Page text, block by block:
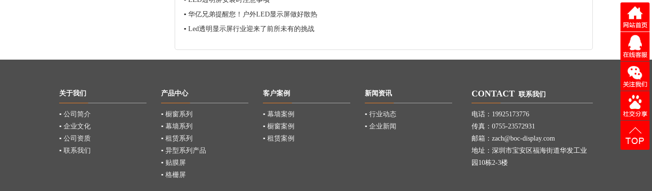
▪华亿兄弟提醒您！户外LED显示屏做好散热
▪Led透明显示屏行业迎来了前所未有的挑战
关于我们
▪ 公司简介
▪ 企业文化
▪ 公司资质
▪ 联系我们
产品中心
▪ 橱窗系列
▪ 幕墙系列
▪ 租赁系列
▪ 异型系列产品
▪ 贴膜屏
▪ 格栅屏
客户案例
▪ 幕墙案例
▪ 橱窗案例
▪ 租赁案例
新闻资讯
▪ 行业动态
▪ 企业新闻
CONTACT 联系我们
电话：19925173776
传真：0755-23572931
邮箱：zach@boc-display.com
地址：深圳市宝安区福海街道华发工业
园10栋2-3楼